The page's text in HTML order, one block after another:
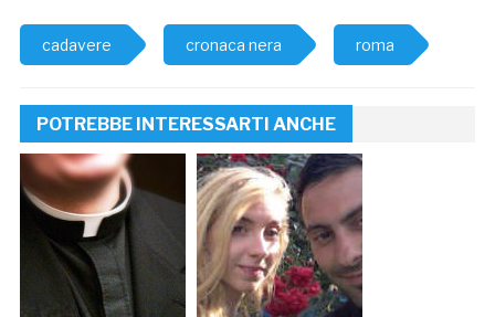
cadavere cronaca nera roma
POTREBBE INTERESSARTI ANCHE